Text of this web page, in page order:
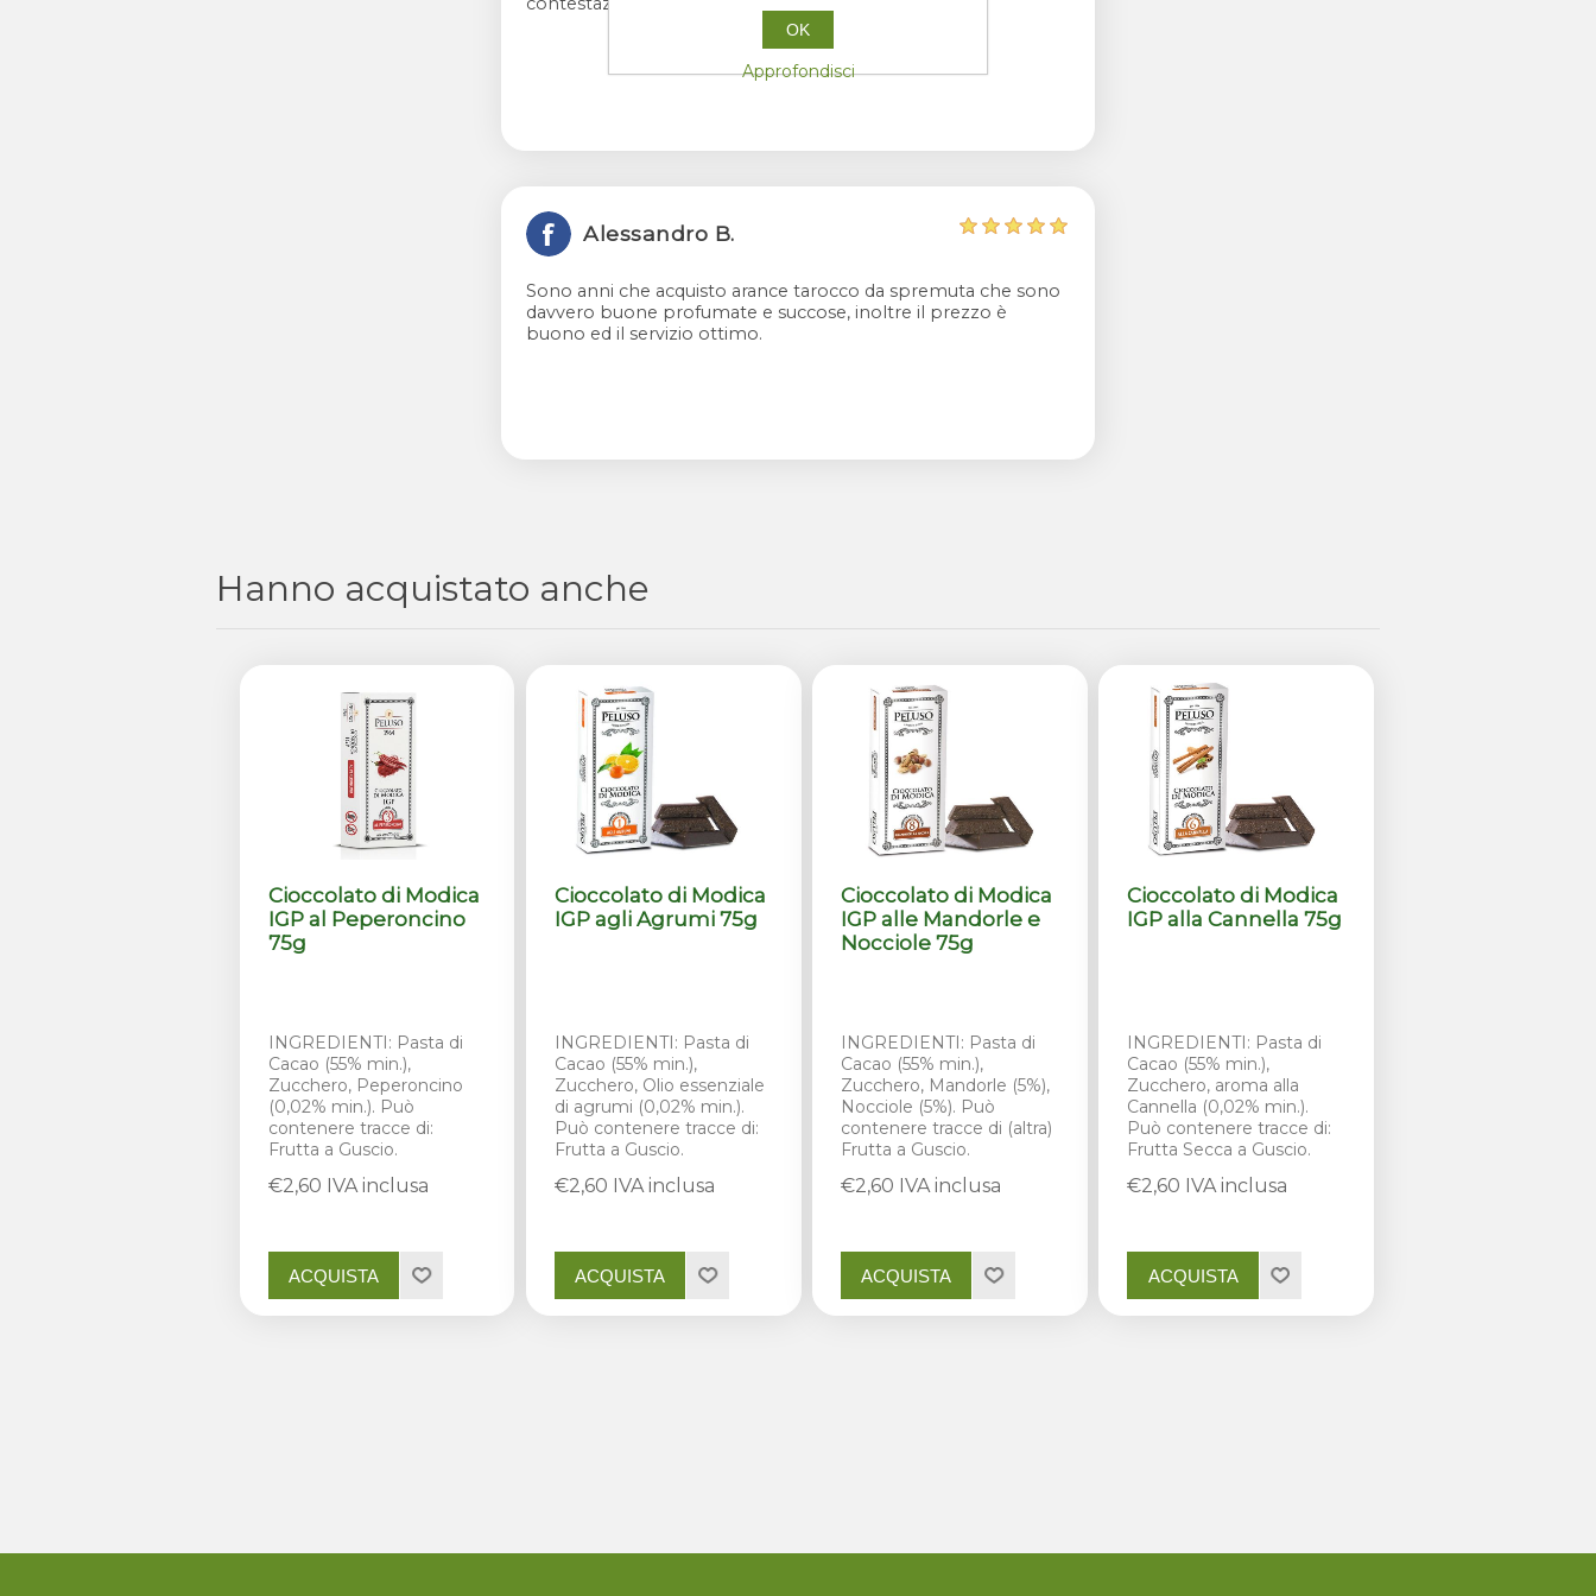
Alessandro B.
Sono anni che acquisto arance tarocco da spremuta che sono
davvero buone profumate e succose, inoltre il prezzo è
buono ed il servizio ottimo.
Hanno acquistato anche
Cioccolato di Modica
IGP al Peperoncino
75g
INGREDIENTI: Pasta di
Cacao (55% min.),
Zucchero, Peperoncino
(0,02% min.). Può
contenere tracce di:
Frutta a Guscio.
€2,60 IVA inclusa
ACQUISTA
Cioccolato di Modica
IGP agli Agrumi 75g
INGREDIENTI: Pasta di
Cacao (55% min.),
Zucchero, Olio essenziale
di agrumi (0,02% min.).
Può contenere tracce di:
Frutta a Guscio.
€2,60 IVA inclusa
ACQUISTA
Cioccolato di Modica
IGP alle Mandorle e
Nocciole 75g
INGREDIENTI: Pasta di
Cacao (55% min.),
Zucchero, Mandorle (5%),
Nocciole (5%). Può
contenere tracce di (altra)
Frutta a Guscio.
€2,60 IVA inclusa
ACQUISTA
Cioccolato di Modica
IGP alla Cannella 75g
INGREDIENTI: Pasta di
Cacao (55% min.),
Zucchero, aroma alla
Cannella (0,02% min.).
Può contenere tracce di:
Frutta Secca a Guscio.
€2,60 IVA inclusa
ACQUISTA
OK
Approfondisci